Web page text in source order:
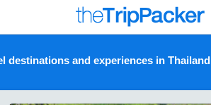
destinations and experiences in Thailand